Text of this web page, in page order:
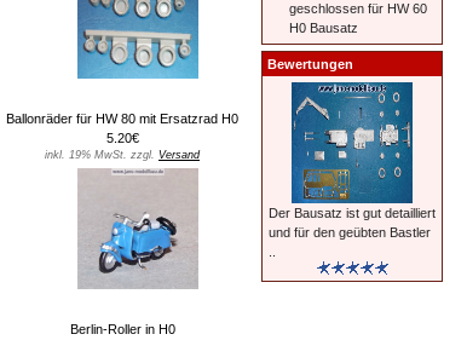
Ballonräder für HW 80 mit Ersatzrad H0
5.20€
inkl. 19% MwSt. zzgl. Versand
Berlin-Roller in H0
geschlossen für HW 60
H0 Bausatz
Bewertungen
Der Bausatz ist gut detailliert
und für den geübten Bastler